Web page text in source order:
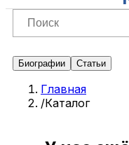
Биографии Статьи
Главная
/Каталог